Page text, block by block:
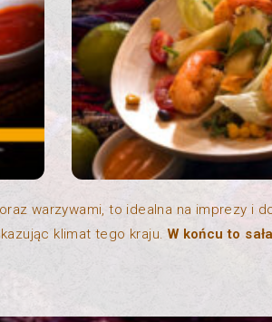
warzywami, to idealna na imprezy i
klimat tego kraju.W końcu to